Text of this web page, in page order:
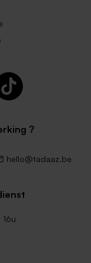
?
hello@tadaaz.be